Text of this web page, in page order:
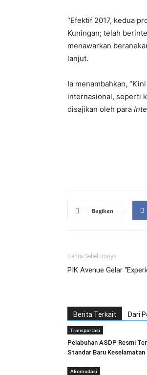
“Efektif 2017, kedua
Kuningan; telah
menawarkan
lanjut.
Ia menambahkan,
internasional, seperti
disajikan oleh para
Bagikan
Berita Sebelumnya
PIK Avenue Gelar
Berita Terkait Dari
Transportasi
Pelabuhan ASDP Resmi
Standar Baru Keselamatan
Akomodasi